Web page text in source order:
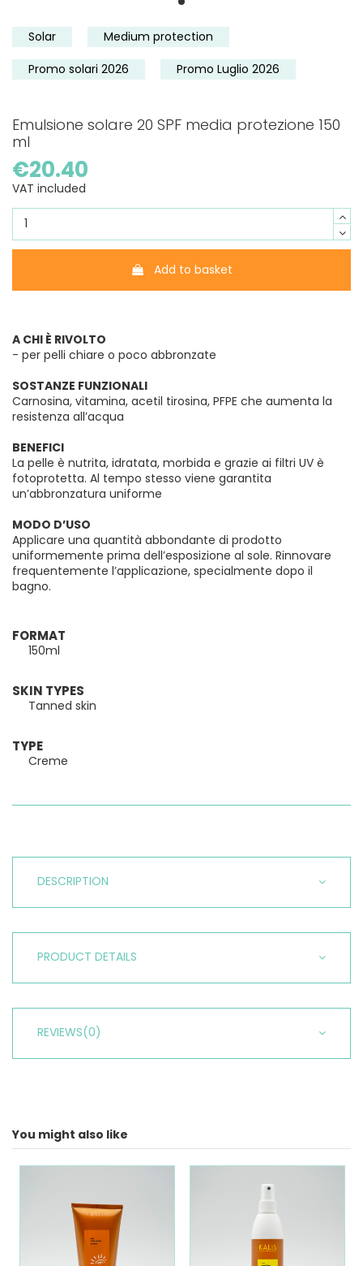
Solar
Medium protection
Promo solari 2026
Promo Luglio 2026
Emulsione solare 20 SPF media protezione 150
ml
€20.40
VAT included
Add to basket
A CHI È RIVOLTO
- per pelli chiare o poco abbronzate
SOSTANZE FUNZIONALI
Carnosina, vitamina, acetil tirosina, PFPE che aumenta la
resistenza all’acqua
BENEFICI
La pelle è nutrita, idratata, morbida e grazie ai filtri UV è
fotoprotetta. Al tempo stesso viene garantita
un’abbronzatura uniforme
MODO D’USO
Applicare una quantità abbondante di prodotto
uniformemente prima dell’esposizione al sole. Rinnovare
frequentemente l’applicazione, specialmente dopo il
bagno.
FORMAT
150ml
SKIN TYPES
Tanned skin
TYPE
Creme
DESCRIPTION
PRODUCT DETAILS
REVIEWS(0)
You might also like